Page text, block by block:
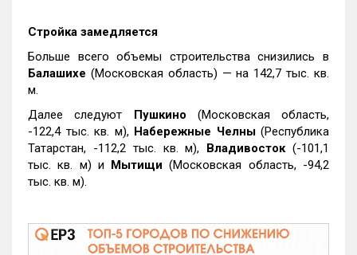
Стройка замедляется
Больше всего объемы строительства снизились в
Балашихе (Московская область) — на 142,7 тыс. кв.
м.
Далее следуют Пушкино (Московская область,
-122,4 тыс. кв. м), Набережные Челны(Республика
Татарстан, -112,2 тыс. кв. м), Владивосток(-101,1
тыс. кв. м) и Мытищи (Московская область, -94,2
тыс. кв. м).